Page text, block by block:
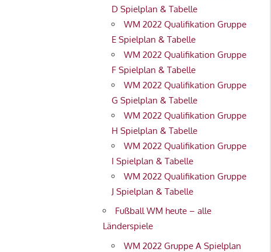
D Spielplan & Tabelle
WM 2022 Qualifikation Gruppe
E Spielplan & Tabelle
WM 2022 Qualifikation Gruppe
F Spielplan & Tabelle
WM 2022 Qualifikation Gruppe
G Spielplan & Tabelle
WM 2022 Qualifikation Gruppe
H Spielplan & Tabelle
WM 2022 Qualifikation Gruppe
I Spielplan & Tabelle
WM 2022 Qualifikation Gruppe
J Spielplan & Tabelle
Fußball WM heute – alle
Länderspiele
WM 2022 Gruppe A Spielplan